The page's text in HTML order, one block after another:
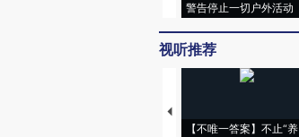
警告停止一切户外活动
视听推荐
【不唯一答案】不止“养